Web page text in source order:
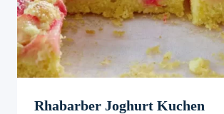
Rhabarber Joghurt Kuchen